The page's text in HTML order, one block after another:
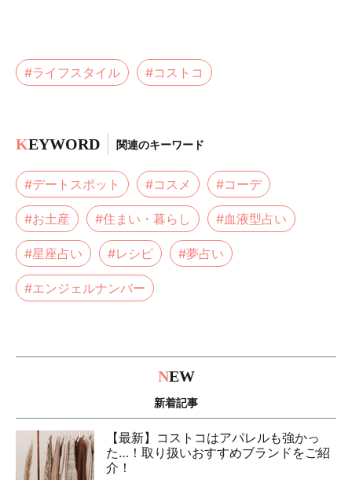
#ライフスタイル #コストコ
KEYWORD 関連のキーワード
#デートスポット #コスメ #コーデ
#お土産 #住まい・暮らし #血液型占い
#星座占い #レシピ #夢占い
#エンジェルナンバー
NEW
新着記事
【最新】コストコはアパレルも強かっ
た…！取り扱いおすすめブランドをご紹
介！